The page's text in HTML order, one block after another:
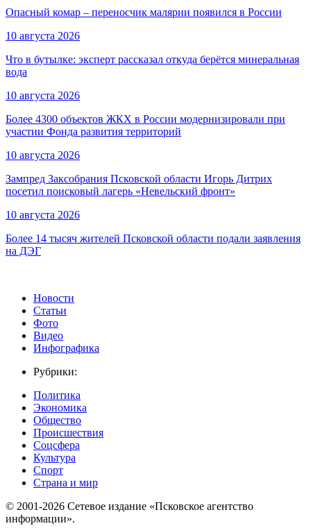
Опасный комар – переносчик малярии появился в России
10 августа 2026
Что в бутылке: эксперт рассказал откуда берётся минеральная
вода
10 августа 2026
Более 4300 объектов ЖКХ в России модернизировали при
участии Фонда развития территорий
10 августа 2026
Зампред Заксобрания Псковской области Игорь Дитрих
посетил поисковый лагерь «Невельский фронт»
10 августа 2026
Более 14 тысяч жителей Псковской области подали заявления
на ДЭГ
Новости
Статьи
Фото
Видео
Инфографика
Рубрики:
Политика
Экономика
Общество
Происшествия
Соцсфера
Культура
Спорт
Страна и мир
© 2001-2026 Сетевое издание «Псковское агентство
информации».